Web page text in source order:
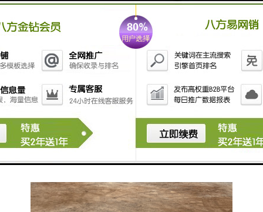
流量、污水产生量、水质要求以及环保法规等因素。同
时，设备的维护和管理也重要，以确保其长期有效运
行。